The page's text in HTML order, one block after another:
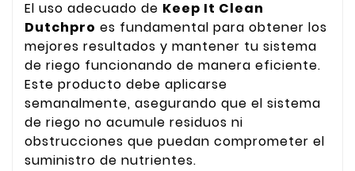
El uso adecuado de Keep It Clean
Dutchpro es fundamental para obtener los
mejores resultados y mantener tu sistema
de riego funcionando de manera eficiente.
Este producto debe aplicarse
semanalmente, asegurando que el sistema
de riego no acumule residuos ni
obstrucciones que puedan comprometer el
suministro de nutrientes.